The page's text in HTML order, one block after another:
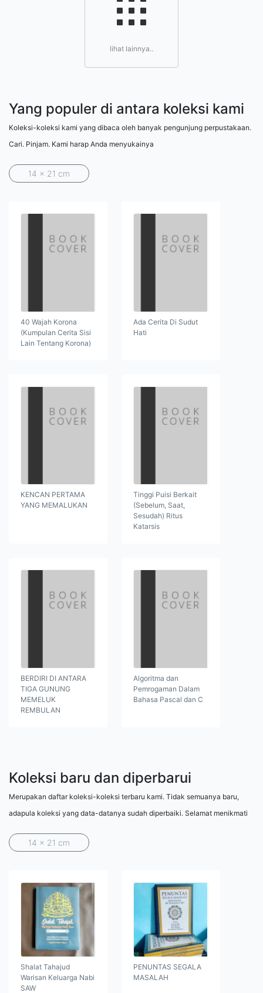
lihat lainnya..
Yang populer di antara koleksi kami
Koleksi-koleksi kami yang dibaca oleh banyak pengunjung perpustakaan.
Cari. Pinjam. Kami harap Anda menyukainya
14 x 21 cm
40 Wajah Korona
(Kumpulan Cerita Sisi
Lain Tentang Korona)
Ada Cerita Di Sudut
Hati
KENCAN PERTAMA
YANG MEMALUKAN
Tinggi Puisi Berkait
(Sebelum, Saat,
Sesudah) Ritus
Katarsis
BERDIRI DI ANTARA
TIGA GUNUNG
MEMELUK
REMBULAN
Algoritma dan
Pemrogaman Dalam
Bahasa Pascal dan C
Koleksi baru dan diperbarui
Merupakan daftar koleksi-koleksi terbaru kami. Tidak semuanya baru,
adapula koleksi yang data-datanya sudah diperbaiki. Selamat menikmati
14 x 21 cm
Shalat Tahajud
Warisan Keluarga Nabi
SAW
PENUNTAS SEGALA
MASALAH